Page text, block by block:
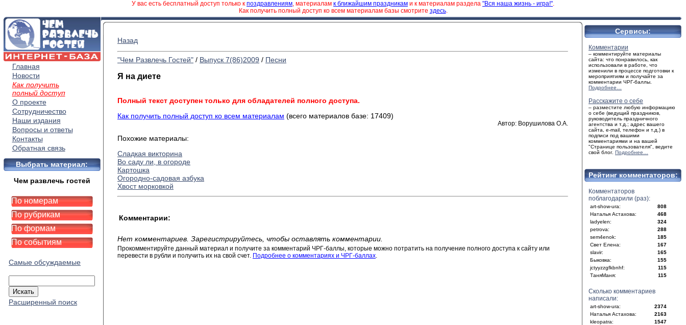
У вас есть бесплатный доступ только к поздравлениям, материалам к ближайшим праздникам и к материалам раздела "Вся наша жизнь - игра!".
Как получить полный доступ ко всем материалам базы смотрите здесь.
Главная
Новости
Как получить
полный доступ
О проекте
Сотрудничество
Наши издания
Вопросы и ответы
Контакты
Обратная связь
Выбрать материал:
Чем развлечь гостей
По номерам
По рубрикам
По формам
По событиям
Самые обсуждаемые
Расширенный поиск
Назад
"Чем Развлечь Гостей" / Выпуск 7(86)2009 / Песни
Я на диете
Полный текст доступен только для обладателей полного доступа.
Как получить полный доступ ко всем материалам (всего материалов базе: 17409)
Автор: Ворушилова О.А.
Похожие материалы:
Сладкая викторина
Во саду ли, в огороде
Картошка
Огородно-садовая азбука
Хвост морковкой
Комментарии:
Нет комментариев. Зарегистрируйтесь, чтобы оставлять комментарии.
Прокомментируйте данный материал и получите за комментарий ЧРГ-баллы, которые можно потратить на получение полного доступа к сайту или
перевести в рубли и получить их на свой счет. Подробнее о комментариях и ЧРГ-баллах.
Сервисы:
Комментарии
– комментируйте материалы
сайта: что понравилось, как
использовали в работе, что
изменили в процессе подготовки к
мероприятиям и получайте за
комментарии ЧРГ-баллы.
Подробнее…
Расскажите о себе
– разместите любую информацию
о себе (ведущий праздников,
руководитель праздничного
агентства и т.д.; адрес вашего
сайта, e-mail, телефон и т.д.) в
подписи под вашими
комментариями и на вашей
"Странице пользователя", ведите
свой блог. Подробнее…
Рейтинг комментаторов:
Комментаторов
поблагодарили (раз):
art-show-ura:
808
Наталья Астахова:
468
ladyelen:
324
petrova:
288
sem4enok:
185
Свет Елена:
167
slavir:
165
Быковка:
155
jctyyzzgfkbnhf:
115
ТаняМаня:
115
Сколько комментариев
написали:
art-show-ura:
2374
Наталья Астахова:
2163
kleopatra:
1547